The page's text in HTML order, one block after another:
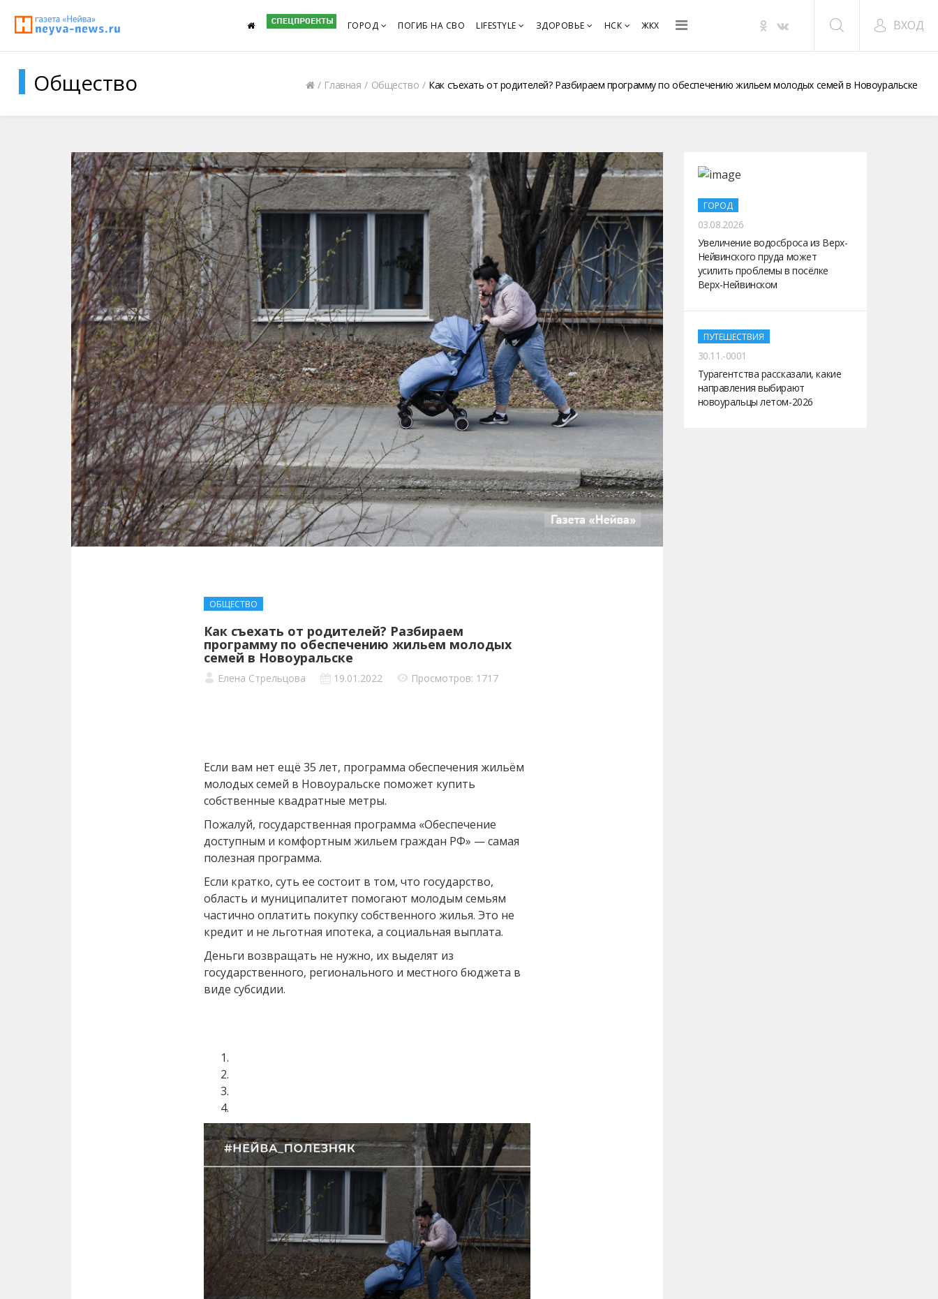
ГОРОД ПОГИБ НА СВО LIFESTYLE ЗДОРОВЬЕ НСК ЖКХ ВХОД
Общество Главная Общество Как съехать от родителей? Разбираем программу по обеспечению жильем молодых семей в Новоуральске
ОБЩЕСТВО
Как съехать от родителей? Разбираем
программу по обеспечению жильем молодых
семей в Новоуральске
Елена Стрельцова 19.01.2022 Просмотров: 1717
Если вам нет ещё 35 лет, программа обеспечения жильём
молодых семей в Новоуральске поможет купить
собственные квадратные метры.
Пожалуй, государственная программа «Обеспечение
доступным и комфортным жильем граждан РФ» — самая
полезная программа.
Если кратко, суть ее состоит в том, что государство,
область и муниципалитет помогают молодым семьям
частично оплатить покупку собственного жилья. Это не
кредит и не льготная ипотека, а социальная выплата.
Деньги возвращать не нужно, их выделят из
государственного, регионального и местного бюджета в
виде субсидии.
ГОРОД
03.08.2026
Увеличение водосброса из Верх-
Нейвинского пруда может
усилить проблемы в посёлке
Верх-Нейвинском
ПУТЕШЕСТВИЯ
30.11.-0001
Турагентства рассказали, какие
направления выбирают
новоуральцы летом-2026